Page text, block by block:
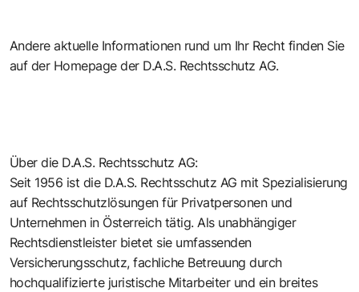
Andere aktuelle Informationen rund um Ihr Recht finden Sie
auf der Homepage der D.A.S. Rechtsschutz AG.
Über die D.A.S. Rechtsschutz AG:
Seit 1956 ist die D.A.S. Rechtsschutz AG mit Spezialisierung
auf Rechtsschutzlösungen für Privatpersonen und
Unternehmen in Österreich tätig. Als unabhängiger
Rechtsdienstleister bietet sie umfassenden
Versicherungsschutz, fachliche Betreuung durch
hochqualifizierte juristische Mitarbeiter und ein breites